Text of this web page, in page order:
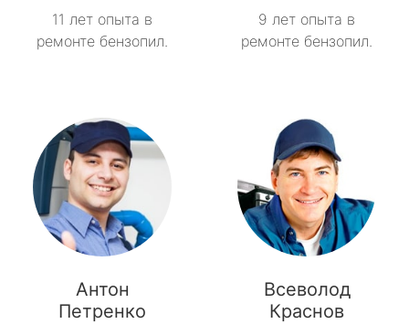
11 лет опыта в
ремонте бензопил.
9 лет опыта в
ремонте бензопил.
Антон
Петренко
Всеволод
Краснов